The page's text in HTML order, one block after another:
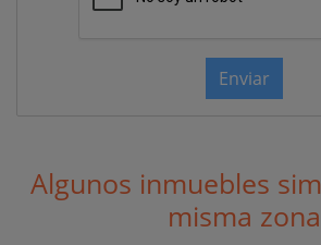
Enviar
Algunos inmuebles
misma zona